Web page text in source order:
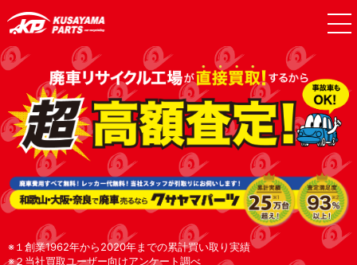
※１創業1962年から2020年までの累計買い取り実績
※２当社買取ユーザー向けアンケート調べ